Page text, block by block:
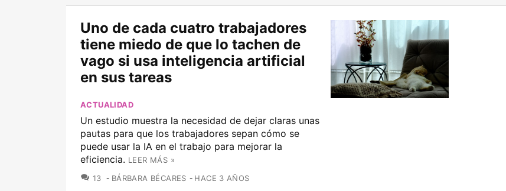
Uno de cada cuatro trabajadores
tiene miedo de que lo tachen de
vago si usa inteligencia artificial
en sus tareas
ACTUALIDAD
Un estudio muestra la necesidad de dejar claras unas
pautas para que los trabajadores sepan cómo se
puede usar la IA en el trabajo para mejorar la
eficiencia. LEER MÁS »
13 COMENTARIOS
BÁRBARA BÉCARES HACE 3 AÑOS